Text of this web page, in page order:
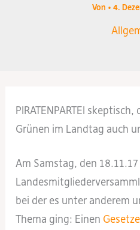
Von • 4.
PIRATENPARTEI
Grünen im Landtag auch
Am Samstag, den
bei der es unter anderem
Thema ging: Einen